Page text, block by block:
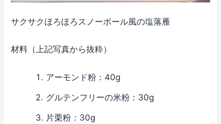
サクサクほろほろスノーボール風の塩落雁
材料（上記写真から抜粋）
アーモンド粉：40g
グルテンフリーの米粉：30g
片栗粉：30g